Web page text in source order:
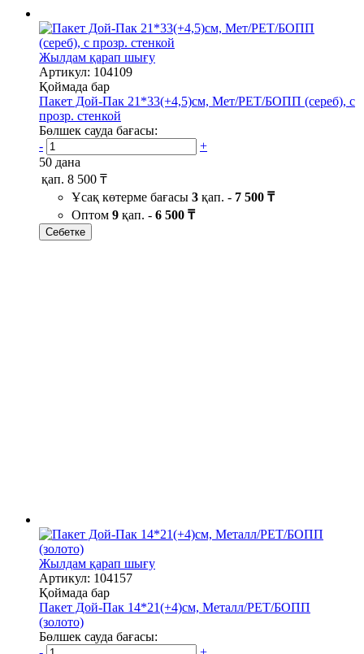
Жылдам қарап шығу
Артикул: 104109
Қоймада бар
Пакет Дой-Пак 21*33(+4,5)см, Мет/PET/БОПП (сереб), с
прозр. стенкой
Бөлшек сауда бағасы:
-
+
50 дана
қап. 8 500 ₸
Ұсақ көтерме бағасы 3 қап. - 7 500 ₸
Оптом 9 қап. - 6 500 ₸
Себетке
Жылдам қарап шығу
Артикул: 104157
Қоймада бар
Пакет Дой-Пак 14*21(+4)см, Металл/PET/БОПП
(золото)
Бөлшек сауда бағасы: